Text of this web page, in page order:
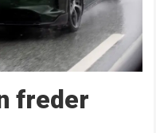
freder